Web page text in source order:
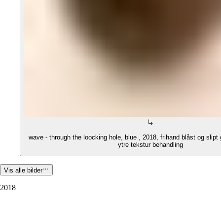
wave - through the loocking hole, blue , 2018, frihand blåst og slipt
ytre tekstur behandling
Vis alle bilder
2018